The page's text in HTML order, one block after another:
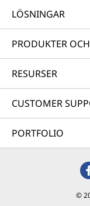
LÖSNINGAR
PRODUKTER
RESURSER
CUSTOMER
PORTFOLIO
©